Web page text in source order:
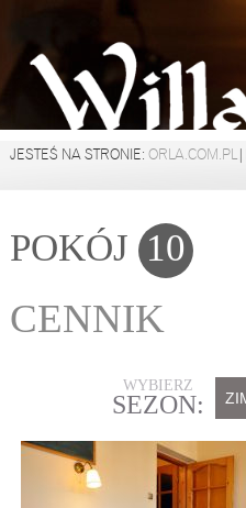
POKÓJ 10
CENNIK
WYBIERZ
SEZON:
JESTEŚ NA STRONIE: ORLA.COM.PL|